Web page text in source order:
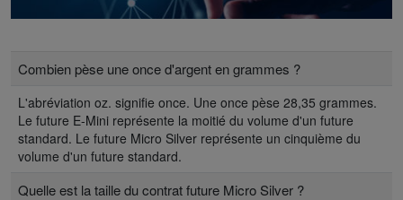
Combien pèse une once d'argent en grammes ?
L'abréviation oz. signifie once. Une once pèse 28,35 grammes.
Le future E-Mini représente la moitié du volume d'un future
standard. Le future Micro Silver représente un cinquième du
volume d'un future standard.
Quelle est la taille du contrat future Micro Silver ?